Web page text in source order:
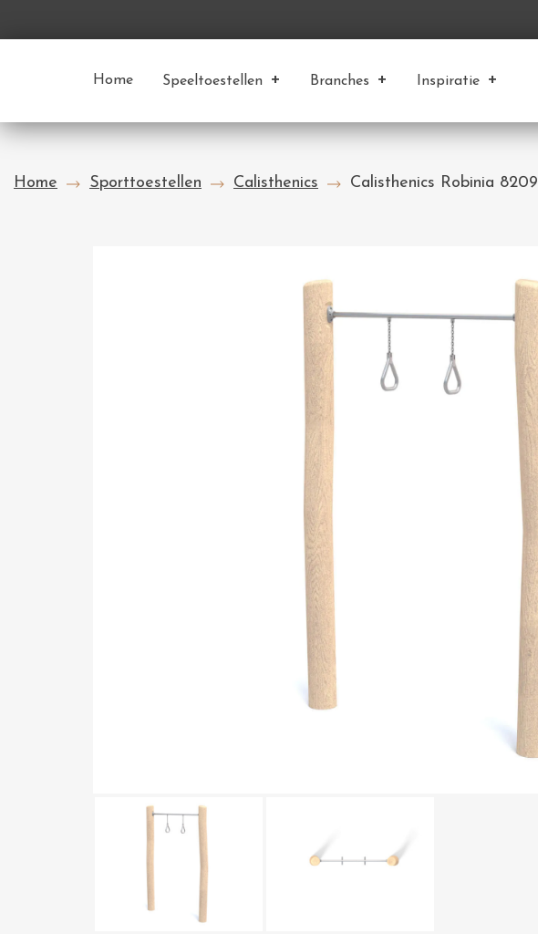
Home Speeltoestellen Branches Inspiratie
Home Sporttoestellen Calisthenics Calisthenics Robinia 8209